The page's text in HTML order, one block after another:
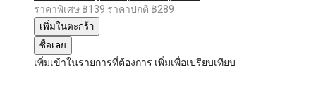
ราคาพิเศษ ฿139 ราคาปกติ ฿289
เพิ่มในตะกร้า
ซื้อเลย
เพิ่มเข้าในรายการที่ต้องการ เพิ่มเพื่อเปรียบเทียบ